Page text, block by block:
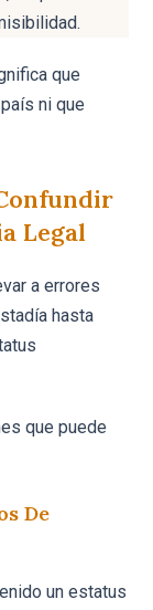
que
ni que
Legal
a errores
hasta
que puede
De
un estatus